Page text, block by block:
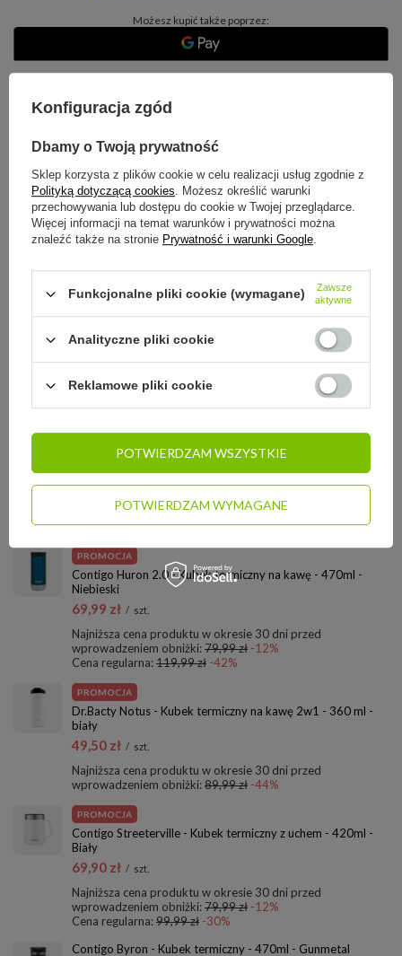
Możesz kupić także poprzez:
Ten produkt nie jest dostępny w sklepie stacjonarnym
Odroczone płatności
. Kup teraz, zapłać za 30 dni, jeżeli nie
zwrócisz
SZCZEGÓŁOWE INFORMACJE
DO POBRANIA
STREFA REKOMENDACJI
ZOBACZ RÓWNIEŻ:
PROMOCJA
Contigo Huron 2.0 - Kubek termiczny na kawę - 470ml -
Niebieski
69,99 zł / szt.
Najniższa cena produktu w okresie 30 dni przed
wprowadzeniem obniżki:79,99 zł -12%
Cena regularna:119,99 zł -42%
PROMOCJA
Dr.Bacty Notus - Kubek termiczny na kawę 2w1 - 360 ml -
biały
49,50 zł / szt.
Najniższa cena produktu w okresie 30 dni przed
wprowadzeniem obniżki:89,99 zł -44%
PROMOCJA
Contigo Streeterville - Kubek termiczny z uchem - 420ml -
Biały
69,90 zł / szt.
Najniższa cena produktu w okresie 30 dni przed
wprowadzeniem obniżki:79,99 zł -12%
Cena regularna:99,99 zł -30%
Contigo Byron - Kubek termiczny - 470ml - Gunmetal
Konfiguracja zgód
Dbamy o Twoją prywatność
Sklep korzysta z plików cookie w celu realizacji usług zgodnie z
Polityką dotyczącą cookies. Możesz określić warunki
przechowywania lub dostępu do cookie w Twojej przeglądarce.
Więcej informacji na temat warunków i prywatności można
znaleźć także na stronie Prywatność i warunki Google.
Funkcjonalne pliki cookie (wymagane)
Zawsze
aktywne
Analityczne pliki cookie
Reklamowe pliki cookie
POTWIERDZAM WYMAGANE
POTWIERDZAM WSZYSTKIE